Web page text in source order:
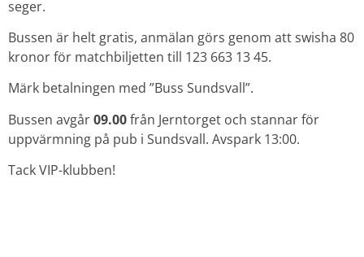
seger.
Bussen är helt gratis, anmälan görs genom att swisha 80
kronor för matchbiljetten till 123 663 13 45.
Märk betalningen med ”Buss Sundsvall”.
Bussen avgår09.00från Jerntorget och stannar för
uppvärmning på pub i Sundsvall. Avspark 13:00.
Tack VIP-klubben!